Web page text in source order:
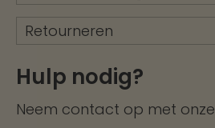
Retourneren
Hulp nodig?
Neem contact op met onze